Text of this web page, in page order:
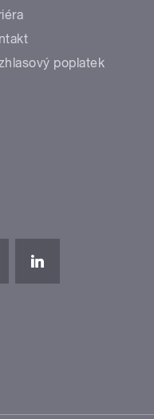
poplatek